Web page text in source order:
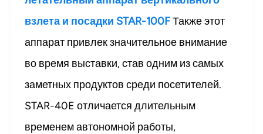
взлета и посадки STAR-100FТакже этот
аппарат привлек значительное внимание
во время выставки, став одним из самых
заметных продуктов среди посетителей.
STAR-40E отличается длительным
временем автономной работы,